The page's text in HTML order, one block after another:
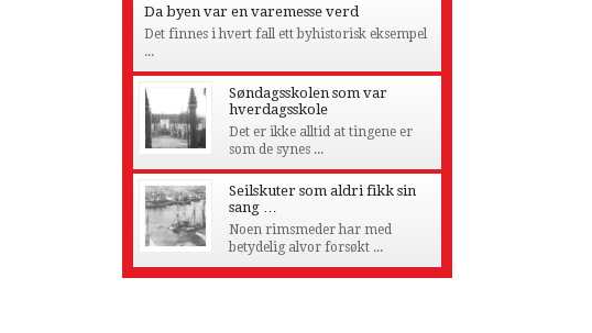
Da byen var en varemesse verd
Det finnes i hvert fall ett byhistorisk eksempel
...
Søndagsskolen som var
hverdagsskole
Det er ikke alltid at tingene er
som de synes ...
Seilskuter som aldri fikk sin
sang …
Noen rimsmeder har med
betydelig alvor forsøkt ...